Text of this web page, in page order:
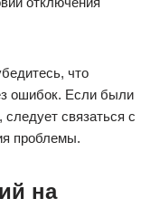
что
ошибок. Если были
связаться с
проблемы.
на